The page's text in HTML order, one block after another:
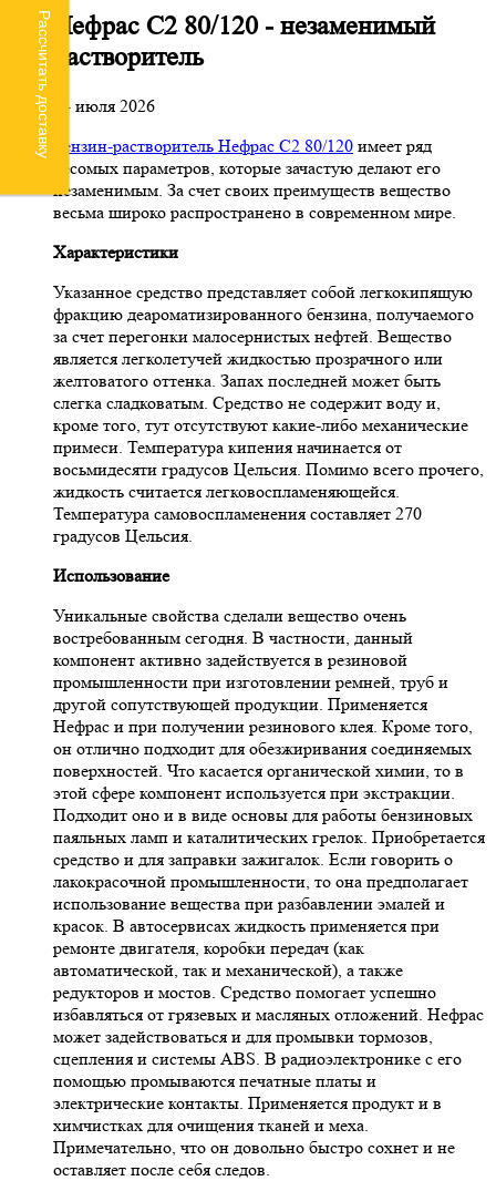
Нефрас С2 80/120 - незаменимый
растворитель
24 июля 2026
Бензин-растворитель Нефрас С2 80/120 имеет ряд
весомых параметров, которые зачастую делают его
незаменимым. За счет своих преимуществ вещество
весьма широко распространено в современном мире.
Характеристики
Указанное средство представляет собой легкокипящую
фракцию деароматизированного бензина, получаемого
за счет перегонки малосернистых нефтей. Вещество
является легколетучей жидкостью прозрачного или
желтоватого оттенка. Запах последней может быть
слегка сладковатым. Средство не содержит воду и,
кроме того, тут отсутствуют какие-либо механические
примеси. Температура кипения начинается от
восьмидесяти градусов Цельсия. Помимо всего прочего,
жидкость считается легковоспламеняющейся.
Температура самовоспламенения составляет 270
градусов Цельсия.
Использование
Уникальные свойства сделали вещество очень
востребованным сегодня. В частности, данный
компонент активно задействуется в резиновой
промышленности при изготовлении ремней, труб и
другой сопутствующей продукции. Применяется
Нефрас и при получении резинового клея. Кроме того,
он отлично подходит для обезжиривания соединяемых
поверхностей. Что касается органической химии, то в
этой сфере компонент используется при экстракции.
Подходит оно и в виде основы для работы бензиновых
паяльных ламп и каталитических грелок. Приобретается
средство и для заправки зажигалок. Если говорить о
лакокрасочной промышленности, то она предполагает
использование вещества при разбавлении эмалей и
красок. В автосервисах жидкость применяется при
ремонте двигателя, коробки передач (как
автоматической, так и механической), а также
редукторов и мостов. Средство помогает успешно
избавляться от грязевых и масляных отложений. Нефрас
может задействоваться и для промывки тормозов,
сцепления и системы ABS. В радиоэлектронике с его
помощью промываются печатные платы и
электрические контакты. Применяется продукт и в
химчистках для очищения тканей и меха.
Примечательно, что он довольно быстро сохнет и не
оставляет после себя следов.
Рассчитать доставку